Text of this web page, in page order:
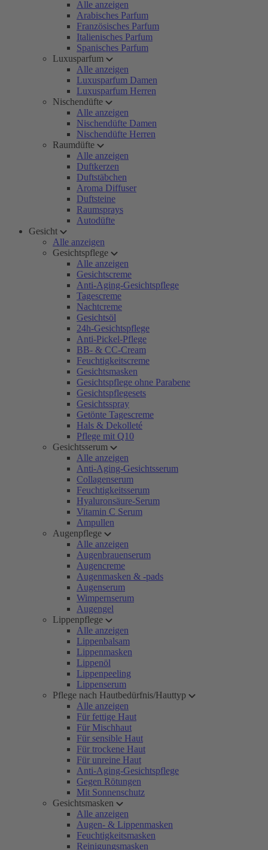
Alle anzeigen
Arabisches Parfum
Französisches Parfum
Italienisches Parfum
Spanisches Parfum
Luxusparfum
Alle anzeigen
Luxusparfum Damen
Luxusparfum Herren
Nischendüfte
Alle anzeigen
Nischendüfte Damen
Nischendüfte Herren
Raumdüfte
Alle anzeigen
Duftkerzen
Duftstäbchen
Aroma Diffuser
Duftsteine
Raumsprays
Autodüfte
Gesicht
Alle anzeigen
Gesichtspflege
Alle anzeigen
Gesichtscreme
Anti-Aging-Gesichtspflege
Tagescreme
Nachtcreme
Gesichtsöl
24h-Gesichtspflege
Anti-Pickel-Pflege
BB- & CC-Cream
Feuchtigkeitscreme
Gesichtsmasken
Gesichtspflege ohne Parabene
Gesichtspflegesets
Gesichtsspray
Getönte Tagescreme
Hals & Dekolleté
Pflege mit Q10
Gesichtsserum
Alle anzeigen
Anti-Aging-Gesichtsserum
Collagenserum
Feuchtigkeitsserum
Hyaluronsäure-Serum
Vitamin C Serum
Ampullen
Augenpflege
Alle anzeigen
Augenbrauenserum
Augencreme
Augenmasken & -pads
Augenserum
Wimpernserum
Augengel
Lippenpflege
Alle anzeigen
Lippenbalsam
Lippenmasken
Lippenöl
Lippenpeeling
Lippenserum
Pflege nach Hautbedürfnis/Hauttyp
Alle anzeigen
Für fettige Haut
Für Mischhaut
Für sensible Haut
Für trockene Haut
Für unreine Haut
Anti-Aging-Gesichtspflege
Gegen Rötungen
Mit Sonnenschutz
Gesichtsmasken
Alle anzeigen
Augen- & Lippenmasken
Feuchtigkeitsmasken
Reinigungsmasken